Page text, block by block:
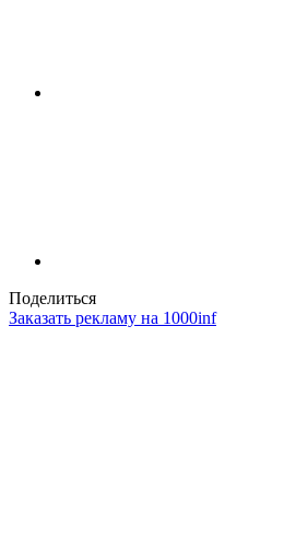
Поделиться
Заказать рекламу на 1000inf